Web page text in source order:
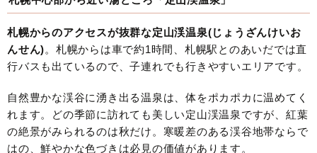
札幌からのアクセスが抜群な定山渓温泉(じょうざんけいお
んせん)。札幌からは車で約1時間、札幌駅とのあいだでは直
行バスも出ているので、子連れでも行きやすいエリアです。
自然豊かな渓谷に湧き出る温泉は、体をポカポカに温めてく
れます。どの季節に訪れても美しい定山渓温泉ですが、紅葉
の絶景がみられるのは秋だけ。寒暖差のある渓谷地帯ならで
はの、鮮やかな色づきは必見の価値があります。